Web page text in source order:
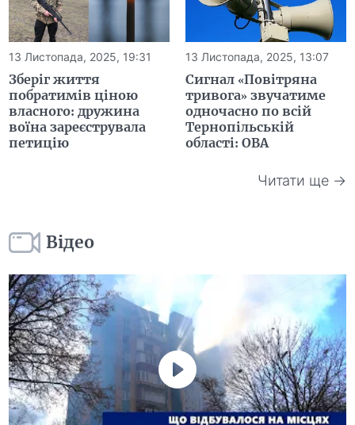
13 Листопада, 2025, 19:31
Зберіг життя
побратимів ціною
власного: дружина
воїна зареєструвала
петицію
13 Листопада, 2025, 13:07
Сигнал «Повітряна
тривога» звучатиме
одночасно по всій
Тернопільській
області: ОВА
Читати ще →
Відео